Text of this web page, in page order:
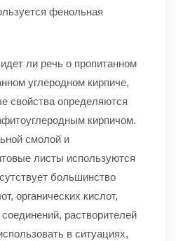
фенольная
ли речь о пропитанном
углеродном кирпиче,
свойства определяются
кирпичом.
смолой и
листы используются
большинство
органических кислот,
растворителей
в ситуациях,